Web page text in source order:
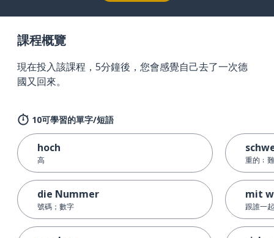
課程概覽
現在投入該課程，5分鐘後，您會感覺自己去了一次德
國又回來。
10可學習的單字/短語
hoch
高
die Nummer
號碼；數字
重的﹔
mit
跟誰一